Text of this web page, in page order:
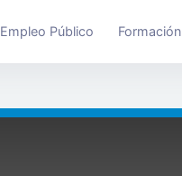
Empleo Público Formación